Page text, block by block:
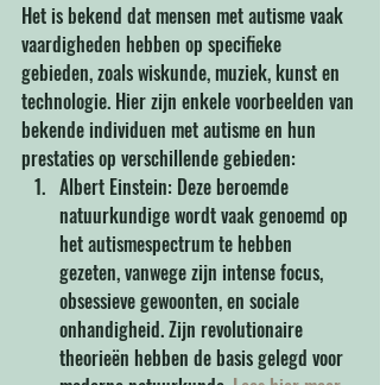
Het is bekend dat mensen met autisme vaak
vaardigheden hebben op specifieke
gebieden, zoals wiskunde, muziek, kunst en
technologie. Hier zijn enkele voorbeelden van
bekende individuen met autisme en hun
prestaties op verschillende gebieden:
Albert Einstein: Deze beroemde
natuurkundige wordt vaak genoemd op
het autismespectrum te hebben
gezeten, vanwege zijn intense focus,
obsessieve gewoonten, en sociale
onhandigheid. Zijn revolutionaire
theorieën hebben de basis gelegd voor